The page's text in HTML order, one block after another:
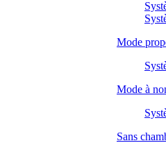
Mode
Mode à
Sans